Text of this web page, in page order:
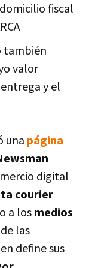
fiscal
también
valor
y el
una página
digital
courier
a losmedios
las
define sus